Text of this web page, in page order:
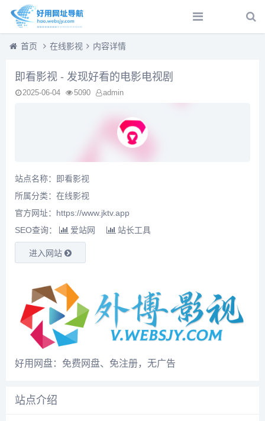
首页 在线影视 内容详情
即看影视 - 发现好看的电影电视剧
2025-06-04 5090 admin
站点名称：即看影视
所属分类： 在线影视
官方网址：https://www.jktv.app
SEO查询：
爱站网 站长工具
进入网站
好用网盘：免费网盘、免注册，无广告
站点介绍